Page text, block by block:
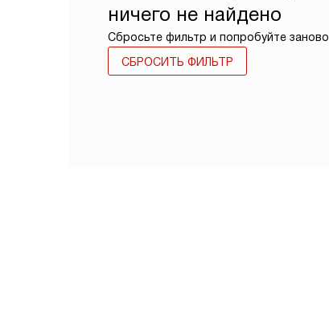
ничего не найдено
Сбросьте фильтр и попробуйте заново
СБРОСИТЬ ФИЛЬТР